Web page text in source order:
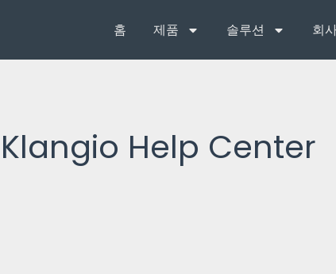
홈 제품 솔루션 회
Klangio Help Center